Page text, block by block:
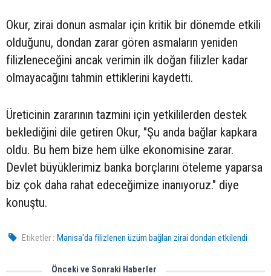
Okur, zirai donun asmalar için kritik bir dönemde etkili
olduğunu, dondan zarar gören asmaların yeniden
filizleneceğini ancak verimin ilk doğan filizler kadar
olmayacağını tahmin ettiklerini kaydetti.
Üreticinin zararının tazmini için yetkililerden destek
beklediğini dile getiren Okur, "Şu anda bağlar kapkara
oldu. Bu hem bize hem ülke ekonomisine zarar.
Devlet büyüklerimiz banka borçlarını öteleme yaparsa
biz çok daha rahat edeceğimize inanıyoruz." diye
konuştu.
Etiketler : Manisa'da filizlenen üzüm bağları zirai dondan etkilendi
Önceki ve Sonraki Haberler